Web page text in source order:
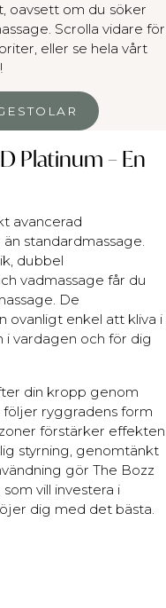
oavsett om du söker
Scrolla vidare för
eller se hela vårt
Platinum – En
avancerad
standardmassage.
dubbel
vadmassage får du
De
ovanligt enkel att kliva i
vardagen och för dig
din kropp genom
följer ryggradens form
förstärker effekten
styrning, genomtänkt
gör The Bozz
vill investera i
dig med det bästa.